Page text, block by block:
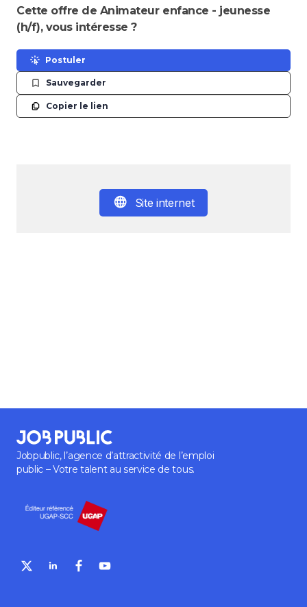
Cette offre de Animateur enfance - jeunesse
(h/f), vous intéresse ?
Postuler
Sauvegarder
Copier le lien
Site internet
Jobpublic, l’agence d’attractivité de l’emploi
public – Votre talent au service de tous.